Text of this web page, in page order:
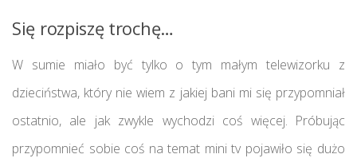
Się rozpiszę trochę…
W sumie miało być tylko o tym małym telewizorku z
dzieciństwa, który nie wiem z jakiej bani mi się przypomniał
ostatnio, ale jak zwykle wychodzi coś więcej. Próbując
przypomnieć sobie coś na temat mini tv pojawiło się dużo